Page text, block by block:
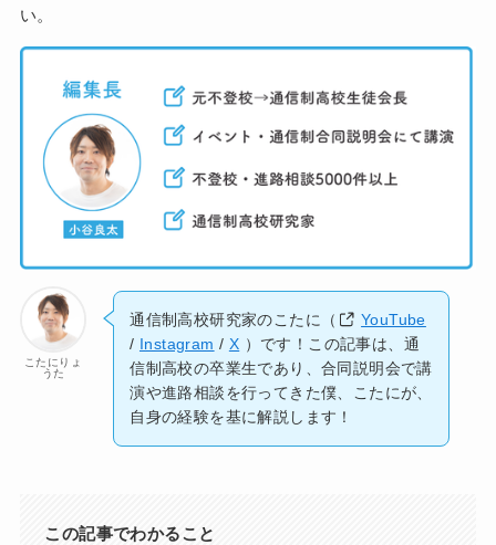
い。
こたにりょ
うた
通信制高校研究家のこたに（
YouTube
/ Instagram / X ）です！この記事は、通
信制高校の卒業生であり、合同説明会で講
演や進路相談を行ってきた僕、こたにが、
自身の経験を基に解説します！
この記事でわかること